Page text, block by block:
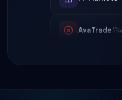
→ ০.১ পিপস